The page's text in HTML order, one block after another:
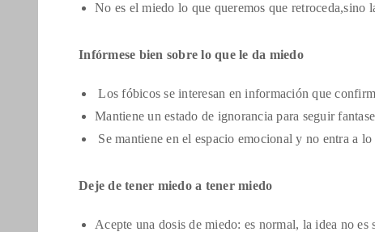
No es el miedo lo que queremos que retroceda,sino
Infórmese bien sobre lo que le da miedo
Los fóbicos se interesan en información que
Mantiene un estado de ignorancia para seguir
Se mantiene en el espacio emocional y no entra a lo
Deje de tener miedo a tener miedo
Acepte una dosis de miedo: es normal, la idea no